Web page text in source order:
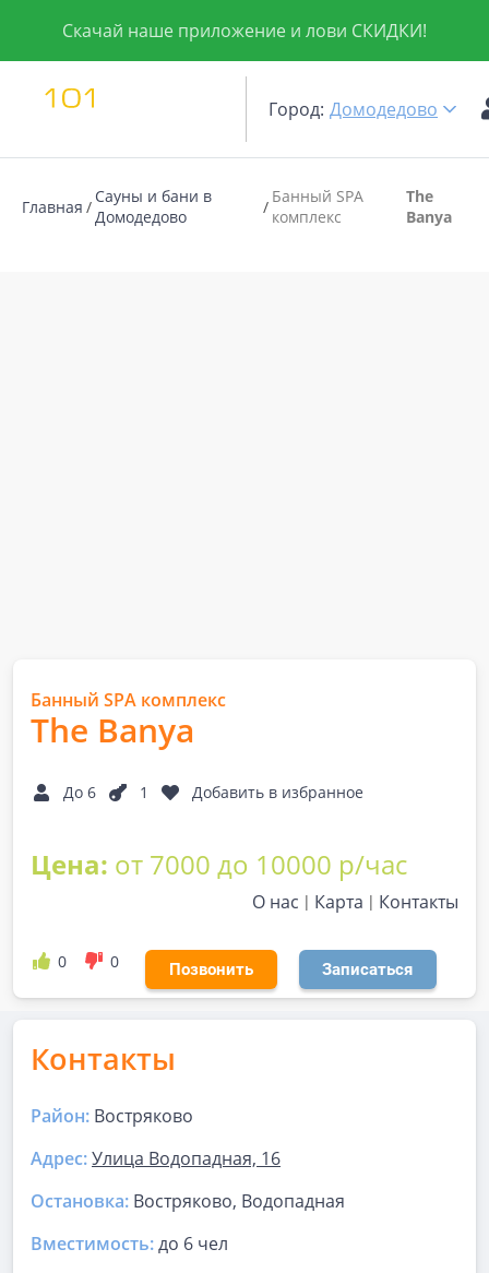
Скачай наше приложение и лови СКИДКИ!
Город: Домодедово
Главная
Сауны и бани в
Домодедово
Банный SPA
комплекс
The
Banya
Банный SPA комплекс
The Banya
До 6 1 Добавить в избранное
Цена: от 7000 до 10000 р/час
О нас Карта Контакты
0 0 Позвонить Записаться
Контакты
Район: Востряково
Адрес:​Улица Водопадная, 16
Остановка: Востряково, Водопадная
Вместимость:до 6 чел